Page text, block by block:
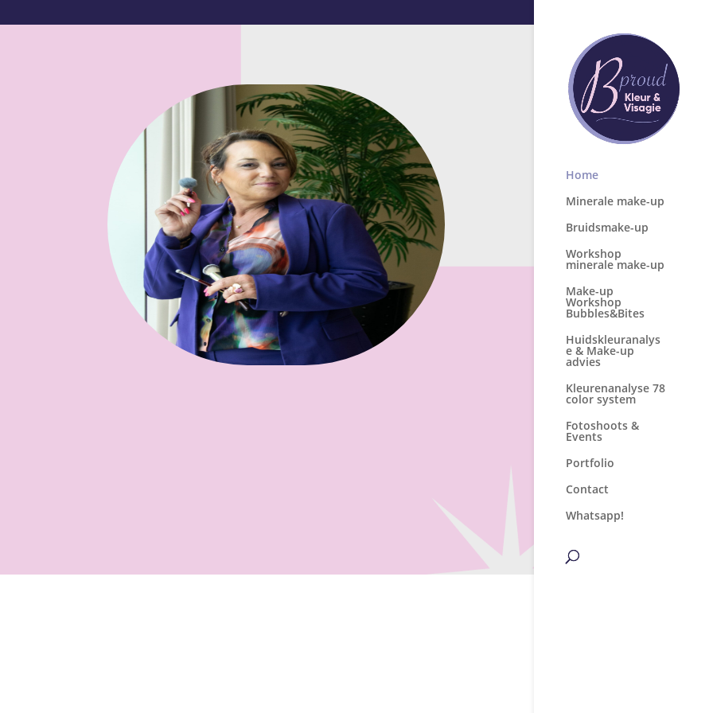
Home
Minerale make-up
Bruidsmake-up
Workshop
minerale make-up
Make-up
Workshop
Bubbles&Bites
Huidskleuranalys
e & Make-up
advies
Kleurenanalyse 78
color system
Fotoshoots &
Events
Portfolio
Contact
Whatsapp!